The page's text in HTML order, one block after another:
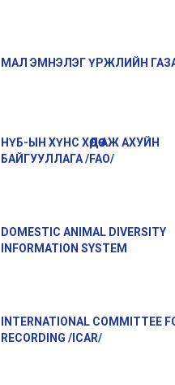
МАЛ ЭМНЭЛЭГ ҮРЖЛИЙН
НҮБ-ЫН ХҮНС ХӨДӨӨ АЖ АХУЙН
БАЙГУУЛЛАГА /FAO/
DOMESTIC ANIMAL DIVERSITY
INFORMATION SYSTEM
INTERNATIONAL COMMITTEE
RECORDING /ICAR/